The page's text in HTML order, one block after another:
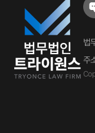
법
주